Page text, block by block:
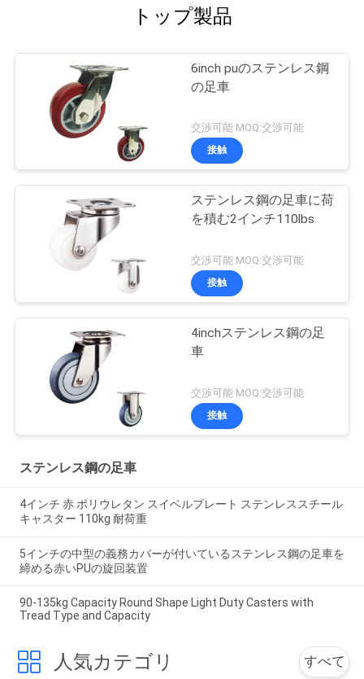
トップ製品
6inch puのステンレス鋼
の足車
交渉可能 MOQ:交渉可能
接触
ステンレス鋼の足車に荷
を積む2インチ110lbs
交渉可能 MOQ:交渉可能
接触
4inchステンレス鋼の足
車
交渉可能 MOQ:交渉可能
接触
ステンレス鋼の足車
4インチ 赤 ポリウレタン スイベルプレート ステンレススチール
キャスター 110kg 耐荷重
5インチの中型の義務カバーが付いているステンレス鋼の足車を
締める赤いPUの旋回装置
90-135kg Capacity Round Shape Light Duty Casters with
Tread Type and Capacity
人気カテゴリ すべて